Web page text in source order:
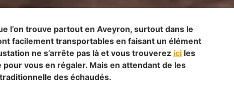
l’on trouve partout en Aveyron, surtout dans le
facilement transportables en faisant un élément
ne s’arrête pas là et vous trouverez ici les
vous en régaler. Mais en attendant de les
des échaudés.